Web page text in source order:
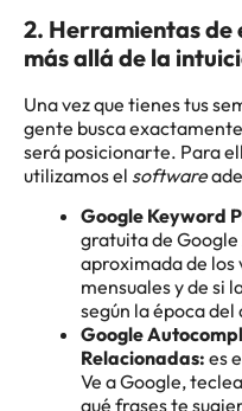
2. Herramientas
más allá de la
Una vez que tienes tus
gente busca
será posicionarte. Para
utilizamos el software
Google Keyword
gratuita de Google
aproximada de los
mensuales y de si
según la época del
Google
Relacionadas: es
Ve a Google,
qué frases te